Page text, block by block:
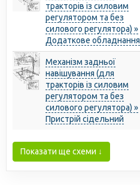
тракторів із силовим
регулятором та без
силового регулятора) »
Додаткове обладнання
Механізм задньої
навішування (для
тракторів із силовим
регулятором та без
силового регулятора) »
Пристрій сідельний
Показати ще схеми ↓